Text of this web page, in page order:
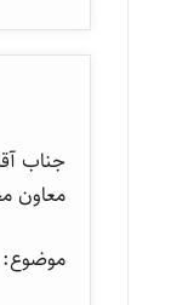
جناب
معاون
موضوع: